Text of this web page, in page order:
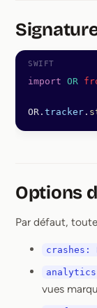
import OR
OR. tracker .
Options
Par défaut,
crashes:
vues